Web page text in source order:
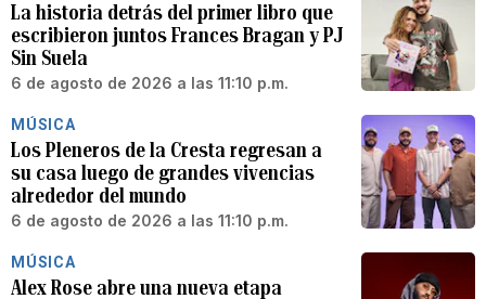
La historia detrás del primer libro que
escribieron juntos Frances Bragan y PJ
Sin Suela
6 de agosto de 2026 a las 11:10 p.m.
MÚSICA
Los Pleneros de la Cresta regresan a
su casa luego de grandes vivencias
alrededor del mundo
6 de agosto de 2026 a las 11:10 p.m.
MÚSICA
Alex Rose abre una nueva etapa